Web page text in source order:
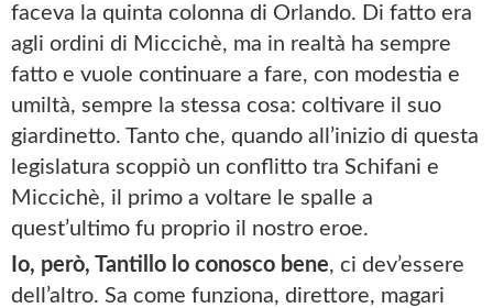
faceva la quinta colonna di Orlando. Di fatto era
agli ordini di Miccichè, ma in realtà ha sempre
fatto e vuole continuare a fare, con modestia e
umiltà, sempre la stessa cosa: coltivare il suo
giardinetto. Tanto che, quando all’inizio di questa
legislatura scoppiò un conflitto tra Schifani e
Miccichè, il primo a voltare le spalle a
quest’ultimo fu proprio il nostro eroe.
Io, però, Tantillo lo conosco bene, ci dev’essere
dell’altro. Sa come funziona, direttore, magari